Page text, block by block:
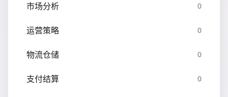
市场分析 0
运营策略 0
物流仓储 0
支付结算 0